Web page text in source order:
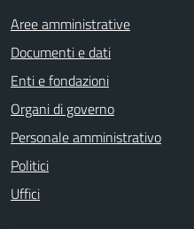
Aree amministrative
Documenti e dati
Enti e fondazioni
Organi di governo
Personale amministrativo
Politici
Uffici